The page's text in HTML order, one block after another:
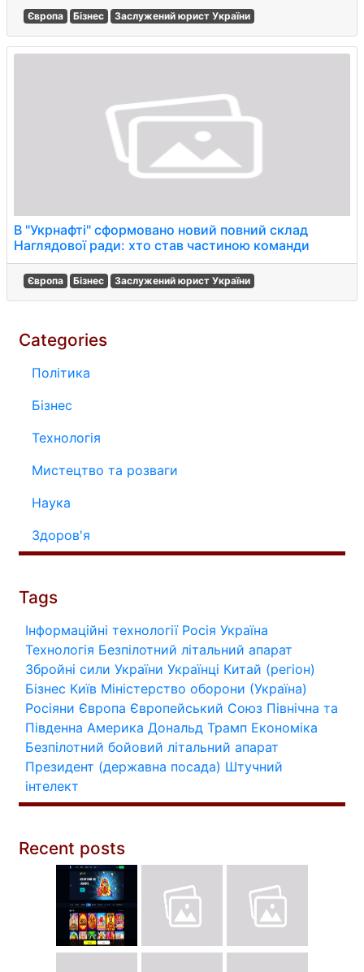
Європа Бізнес Заслужений юрист України
В "Укрнафті" сформовано новий повний склад
Наглядової ради: хто став частиною команди
Європа Бізнес Заслужений юрист України
Categories
Політика
Бізнес
Технологія
Мистецтво та розваги
Наука
Здоров'я
Tags
Інформаційні технології Росія Україна
Технологія Безпілотний літальний апарат
Збройні сили України Українці Китай (регіон)
Бізнес Київ Міністерство оборони (Україна)
Росіяни Європа Європейський Союз Північна та
Південна Америка Дональд Трамп Економіка
Безпілотний бойовий літальний апарат
Президент (державна посада) Штучний
інтелект
Recent posts